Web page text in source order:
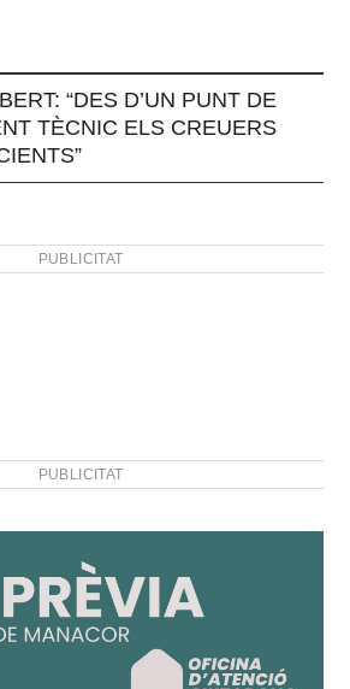
“DES D’UN PUNT DE
TÈCNIC ELS CREUERS
PUBLICITAT
PUBLICITAT